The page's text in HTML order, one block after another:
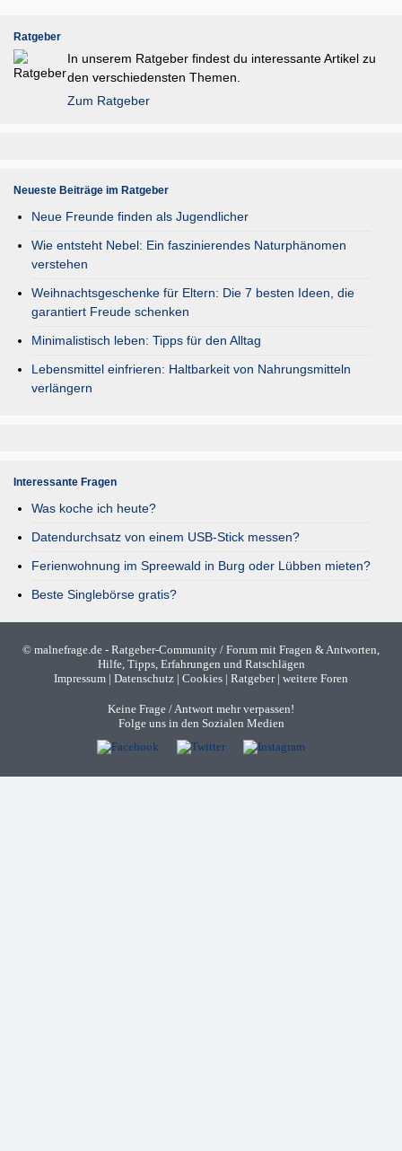
Ratgeber
In unserem Ratgeber findest du interessante Artikel zu
den verschiedensten Themen.
Zum Ratgeber
Neueste Beiträge im Ratgeber
Neue Freunde finden als Jugendlicher
Wie entsteht Nebel: Ein faszinierendes Naturphänomen
verstehen
Weihnachtsgeschenke für Eltern: Die 7 besten Ideen, die
garantiert Freude schenken
Minimalistisch leben: Tipps für den Alltag
Lebensmittel einfrieren: Haltbarkeit von Nahrungsmitteln
verlängern
Interessante Fragen
Was koche ich heute?
Datendurchsatz von einem USB-Stick messen?
Ferienwohnung im Spreewald in Burg oder Lübben mieten?
Beste Singlebörse gratis?
© malnefrage.de - Ratgeber-Community / Forum mit Fragen & Antworten,
Hilfe, Tipps, Erfahrungen und Ratschlägen
Impressum | Datenschutz | Cookies | Ratgeber| weitere Foren
Keine Frage / Antwort mehr verpassen!
Folge uns in den Sozialen Medien